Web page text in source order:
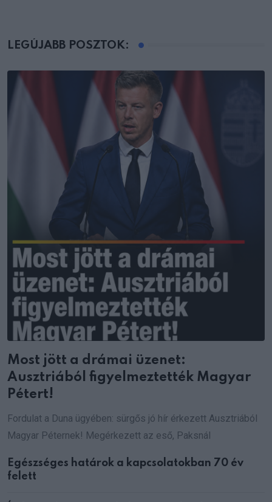
LEGÚJABB POSZTOK:
Most jött a drámai üzenet:
Ausztriából figyelmeztették Magyar
Pétert!
Fordulat a Duna ügyében: sürgős jó hír érkezett Ausztriából
Magyar Péternek! Megérkezett az eső, Paksnál
Egészséges határok a kapcsolatokban 70 év
felett